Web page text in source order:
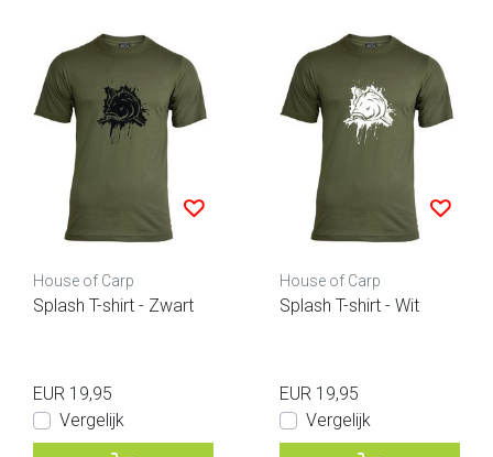
House of Carp
Splash T-shirt - Zwart
EUR 19,95
Vergelijk
House of Carp
Splash T-shirt - Wit
EUR 19,95
Vergelijk